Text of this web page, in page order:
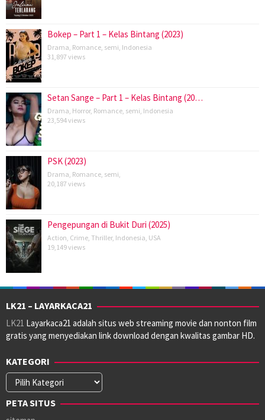
Bokep – Part 1 – Kelas Bintang (2023)
Drama Romance semi Indonesia
31,897 views
Setan Sange – Part 1 – Kelas Bintang (20…
Drama Horror, Romance semi Indonesia
23,594 views
PSK (2023)
Drama Romance semi
20,187 views
Pengepungan di Bukit Duri (2025)
Action Crime Thriller, Indonesia USA
19,149 views
LK21 – LAYARKACA21
LK21 Layarkaca21 adalah situs web streaming movie dan nonton film
gratis yang menyediakan link download dengan kwalitas gambar HD.
KATEGORI
Kategori
PETA SITUS